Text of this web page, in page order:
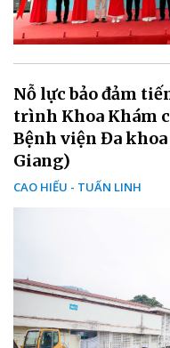
Nỗ lực bảo đảm
trình Khoa Khám
Bệnh viện Đa
Giang)
CAO HIẾU - TUẤN LINH